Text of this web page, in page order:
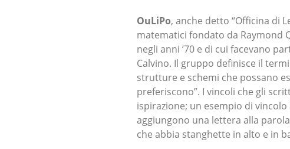
OuLiPo, anche detto “Officina di
matematici fondato da Raymond
negli anni ’70 e di cui facevano
Calvino. Il gruppo definisce il
strutture e schemi che possano
preferiscono”. I vincoli che gli
ispirazione; un esempio di
aggiungono una lettera alla
che abbia stanghette in alto e in